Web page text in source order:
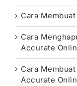
Cara
Cara
Accurate
Cara
Accurate